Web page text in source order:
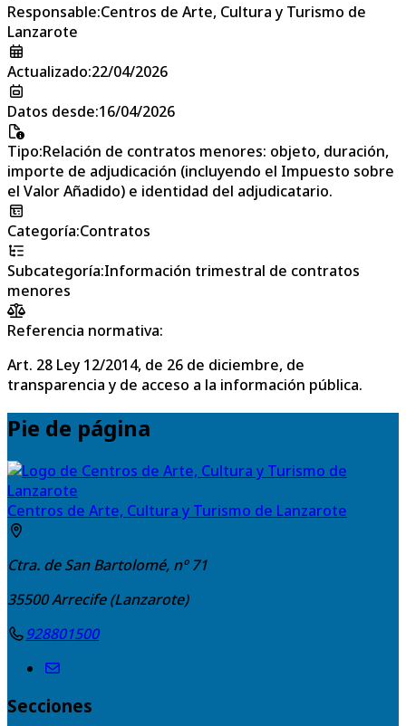
Responsable:Centros de Arte, Cultura y Turismo de
Lanzarote
Actualizado:22/04/2026
Datos desde:16/04/2026
Tipo:Relación de contratos menores: objeto, duración,
importe de adjudicación (incluyendo el Impuesto sobre
el Valor Añadido) e identidad del adjudicatario.
Categoría:Contratos
Subcategoría:Información trimestral de contratos
menores
Referencia normativa:
Art. 28 Ley 12/2014, de 26 de diciembre, de
transparencia y de acceso a la información pública.
Pie de página
Centros de Arte, Cultura y Turismo de Lanzarote
Ctra. de San Bartolomé, nº 71
35500Arrecife (Lanzarote)
928801500
Secciones